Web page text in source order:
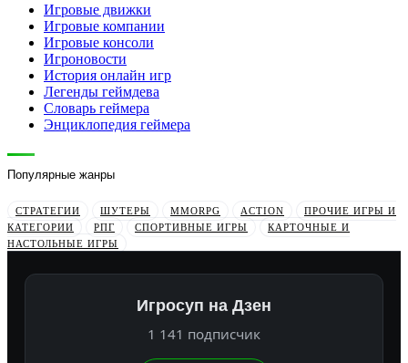
Игровые движки
Игровые компании
Игровые консоли
Игроновости
История онлайн игр
Легенды геймдева
Словарь геймера
Энциклопедия геймера
Популярные жанры
СТРАТЕГИИ ШУТЕРЫ MMORPG ACTION
ПРОЧИЕ ИГРЫ И
КАТЕГОРИИ
РПГ СПОРТИВНЫЕ ИГРЫ
КАРТОЧНЫЕ И
НАСТОЛЬНЫЕ ИГРЫ
Игросуп на Дзен
1 141 подписчик